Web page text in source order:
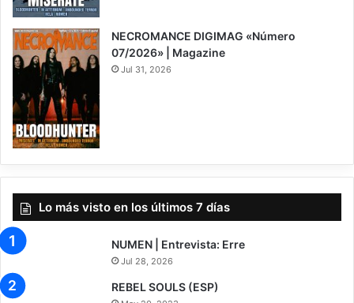
NECROMANCE DIGIMAG «Número
07/2026» | Magazine
Jul 31, 2026
Lo más visto en los últimos 7 días
NUMEN | Entrevista: Erre
Jul 28, 2026
REBEL SOULS (ESP)